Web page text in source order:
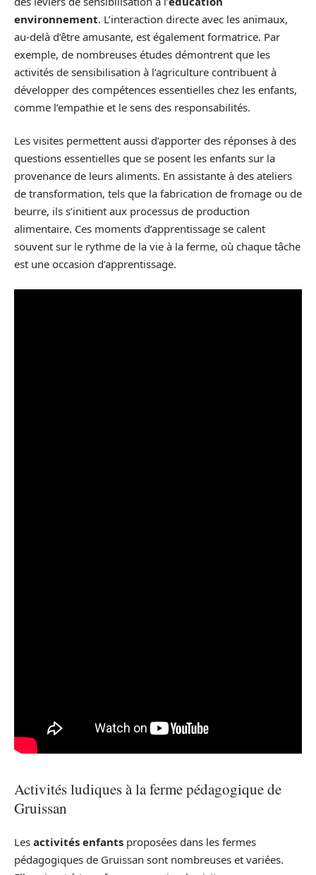
environnement. L’interaction directe avec les animaux,
au-delà d’être amusante, est également formatrice. Par
exemple, de nombreuses études démontrent que les
activités de sensibilisation à l’agriculture contribuent à
développer des compétences essentielles chez les enfants,
comme l’empathie et le sens des responsabilités.
Les visites permettent aussi d’apporter des réponses à des
questions essentielles que se posent les enfants sur la
provenance de leurs aliments. En assistante à des ateliers
de transformation, tels que la fabrication de fromage ou de
beurre, ils s’initient aux processus de production
alimentaire. Ces moments d’apprentissage se calent
souvent sur le rythme de la vie à la ferme, où chaque tâche
est une occasion d’apprentissage.
Activités ludiques à la ferme pédagogique de
Gruissan
Les activités enfants proposées dans les fermes
pédagogiques de Gruissan sont nombreuses et variées.